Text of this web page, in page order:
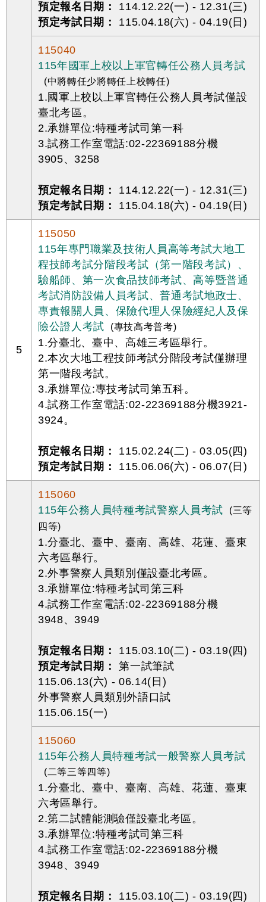
預定報名日期：
114.12.22(一) - 12.31(三)
預定考試日期：
115.04.18(六) - 04.19(日)
115040
115年國軍上校以上軍官轉任公務人員考試
(中將轉任少將轉任上校轉任)
1.國軍上校以上軍官轉任公務人員考試僅設
臺北考區。
2.承辦單位:特種考試司第一科
3.試務工作室電話:02-22369188分機
3905、3258
預定報名日期：
114.12.22(一) - 12.31(三)
預定考試日期：
115.04.18(六) - 04.19(日)
5
115050
115年專門職業及技術人員高等考試大地工
程技師考試分階段考試（第一階段考試）、
驗船師、第一次食品技師考試、高等暨普通
考試消防設備人員考試、普通考試地政士、
專責報關人員、保險代理人保險經紀人及保
險公證人考試
(專技高考普考)
1.分臺北、臺中、高雄三考區舉行。
2.本次大地工程技師考試分階段考試僅辦理
第一階段考試。
3.承辦單位:專技考試司第五科。
4.試務工作室電話:02-22369188分機3921-
3924。
預定報名日期：
115.02.24(二) - 03.05(四)
預定考試日期：
115.06.06(六) - 06.07(日)
115060
115年公務人員特種考試警察人員考試
(三等
四等)
1.分臺北、臺中、臺南、高雄、花蓮、臺東
六考區舉行。
2.外事警察人員類別僅設臺北考區。
3.承辦單位:特種考試司第三科
4.試務工作室電話:02-22369188分機
3948、3949
預定報名日期：
115.03.10(二) - 03.19(四)
預定考試日期：
第一試筆試
115.06.13(六) - 06.14(日)
外事警察人員類別外語口試
115.06.15(一)
115060
115年公務人員特種考試一般警察人員考試
(二等三等四等)
1.分臺北、臺中、臺南、高雄、花蓮、臺東
六考區舉行。
2.第二試體能測驗僅設臺北考區。
3.承辦單位:特種考試司第三科
4.試務工作室電話:02-22369188分機
3948、3949
預定報名日期： 115.03.10(二) - 03.19(四)